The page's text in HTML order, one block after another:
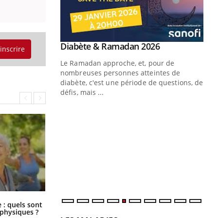
: quels sont
?
Comment éviter une otite pendant
Mains : se
Nos mains
Youtube
Diabète & Ramadan 2026Youtube
Le Ramadan approche, et, pour de
nombreuses personnes atteintes de
diabète, c'est une période de questions, de
défis, mais ...